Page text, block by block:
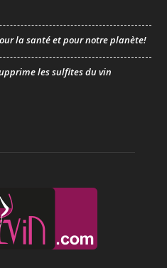
la santé et pour notre planète!
les sulfites du vin